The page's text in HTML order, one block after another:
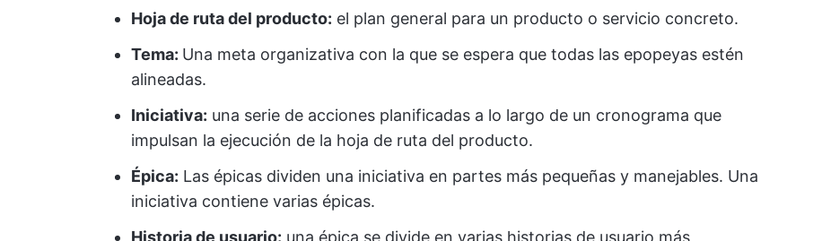
Hoja de ruta del producto: el plan general para un producto o servicio concreto.
Tema: Una meta organizativa con la que se espera que todas las epopeyas estén
alineadas.
Iniciativa: una serie de acciones planificadas a lo largo de un cronograma que
impulsan la ejecución de la hoja de ruta del producto.
Épica: Las épicas dividen una iniciativa en partes más pequeñas y manejables. Una
iniciativa contiene varias épicas.
Historia de usuario: una épica se divide en varias historias de usuario más